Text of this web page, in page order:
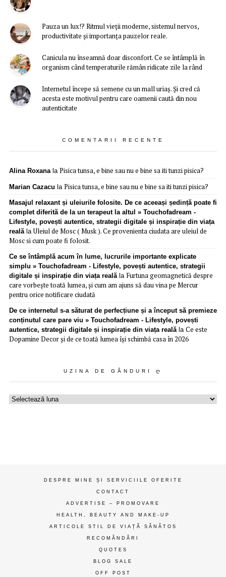
Pauza un lux!? Ritmul vieții moderne, sistemul nervos,
productivitate și importanța pauzelor reale.
Canicula nu înseamnă doar disconfort. Ce se întâmplă în
organism când temperaturile rămân ridicate zile la rând
Internetul începe să semene cu un mall uriaș. Și cred că
acesta este motivul pentru care oamenii caută din nou
autenticitate
COMENTARII RECENTE
Alina Roxanala Pisica tunsa, e bine sau nu e bine sa iti tunzi pisica?
Marian Cazacu la Pisica tunsa, e bine sau nu e bine sa iti tunzi pisica?
Masajul relaxant și uleiurile folosite. De ce aceeași ședință poate fi
complet diferită de la un terapeut la altul » Touchofadream -
Lifestyle, povești autentice, strategii digitale și inspirație din viața
realălaUleiul de Mosc ( Musk ). Ce provenienta ciudata are uleiul de
Mosc si cum poate fi folosit.
Ce se întâmplă acum în lume, lucrurile importante explicate
simplu » Touchofadream - Lifestyle, povești autentice, strategii
digitale și inspirație din viața realăla Furtuna geomagnetică despre
care vorbește toată lumea, și cum am ajuns să dau vina pe Mercur
pentru orice notificare ciudată
De ce internetul s-a săturat de perfecțiune și a început să premieze
conținutul care pare viu » Touchofadream - Lifestyle, povești
autentice, strategii digitale și inspirație din viața realăla Ce este
Dopamine Decor și de ce toată lumea își schimbă casa în 2026
UZINA DE GÂNDURI Ღ
Uzina
DESPRE MINE ȘI SERVICIILE OFERITE
CONTACT
ADVERTISE – PROMOVARE
HEALTH, BEAUTY AND MAKE-UP
ARTICOLE STIL DE VIAȚĂ SĂNĂTOS
RECOMĂNDĂRI
QUOTES
BLOG SALE
OFF POST